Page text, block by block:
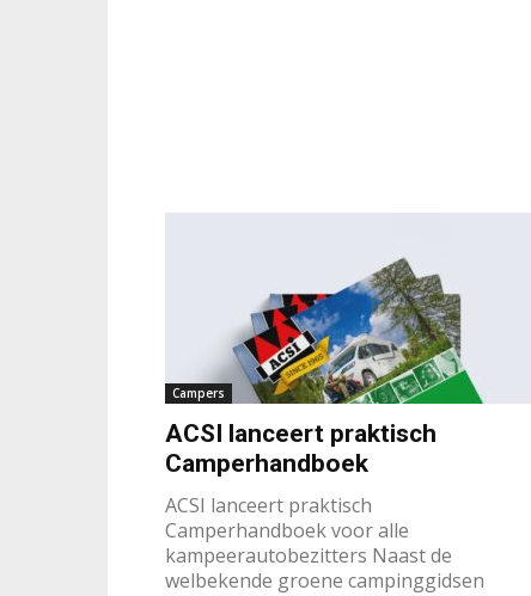
Campers
ACSI lanceert praktisch
Camperhandboek
ACSI lanceert praktisch
Camperhandboek voor alle
kampeerautobezitters Naast de
welbekende groene campinggidsen